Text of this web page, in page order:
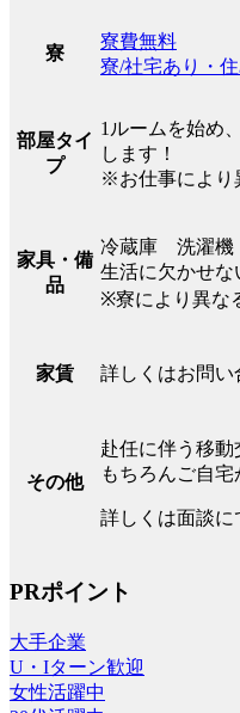
寮
寮費無料
寮/社宅あり・
部屋タイ
プ
1ルームを始め
します！
※お仕事により
家具・備
品
冷蔵庫 洗濯機
生活に欠かせな
※寮により異な
家賃 詳しくはお問い
その他
赴任に伴う移動
もちろんご自宅
詳しくは面談に
PRポイント
大手企業
U・Iターン歓迎
女性活躍中